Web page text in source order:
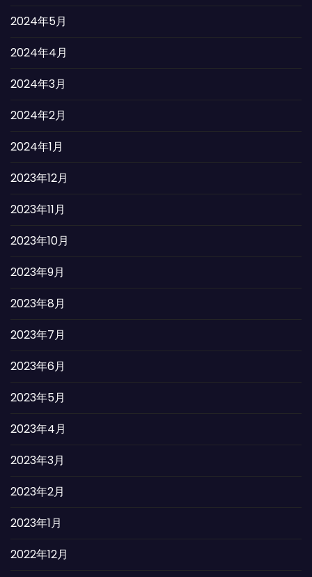
2024年5月
2024年4月
2024年3月
2024年2月
2024年1月
2023年12月
2023年11月
2023年10月
2023年9月
2023年8月
2023年7月
2023年6月
2023年5月
2023年4月
2023年3月
2023年2月
2023年1月
2022年12月